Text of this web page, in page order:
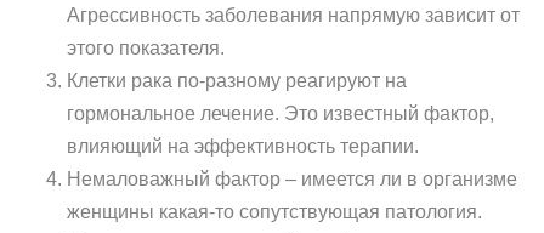
Агрессивность заболевания напрямую зависит от
этого показателя.
Клетки рака по-разному реагируют на
гормональное лечение. Это известный фактор,
влияющий на эффективность терапии.
Немаловажный фактор – имеется ли в организме
женщины какая-то сопутствующая патология.